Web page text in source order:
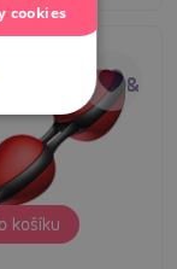
kuličky
Secret Red &
košíku
cookies